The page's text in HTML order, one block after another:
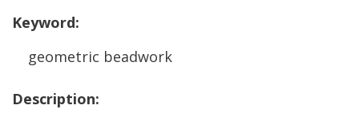
Keyword:
geometric beadwork
Description: